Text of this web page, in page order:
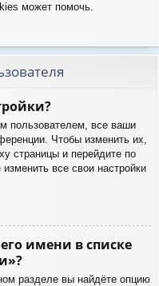
может помочь.
пользователем, все ваши
Чтобы изменить их,
страницы и перейдите по
все свои настройки
имени в списке
разделе вы найдёте опцию